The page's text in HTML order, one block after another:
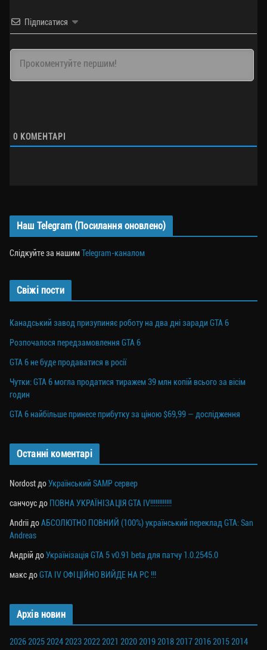
Підписатися
0 КОМЕНТАРІ
Наш Telegram (Посилання оновлено)
Слідкуйте за нашимTelegram-каналом
Свіжі пости
Канадський завод призупиняє роботу на два дні заради GTA 6
Розпочалося передзамовлення GTA 6
GTA 6 не буде продаватися в росії
Чутки: GTA 6 могла продатися тиражем 39 млн копій всього за вісім
годин
GTA 6 найбільше принесе прибутку за ціною $69,99 — дослідження
Останні коментарі
Nordost доУкраїнський SAMP сервер
санчоус до ПОВНА УКРАЇНІЗАЦІЯ GTA IV!!!!!!!!!!!!
Andrii доАБСОЛЮТНО ПОВНИЙ (100%) український переклад GTA: San
Andreas
Андрій доУкраїнізація GTA 5 v0.91 beta для патчу 1.0.2545.0
макс доGTA IV ОФІЦІЙНО ВИЙДЕ НА PC !!!
Архів новин
202620252024202320222021 2020201920182017201620152014